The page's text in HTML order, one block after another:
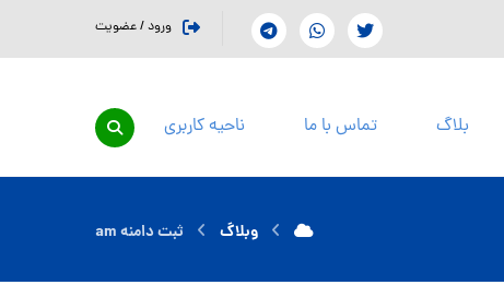
ورود / عضویت
بلاگ تماس با ما ناحیه کاربری
وبلاگ ثبت دامنه am